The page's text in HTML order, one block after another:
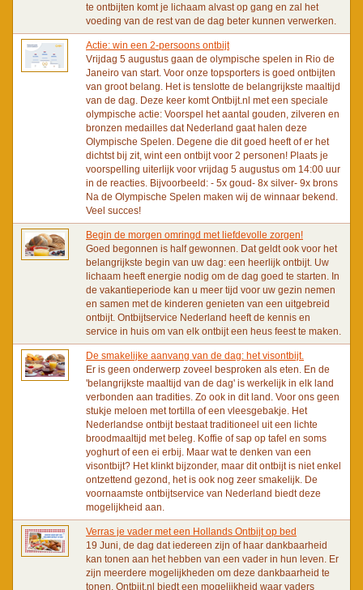
te ontbijten komt je lichaam alvast op gang en zal het
voeding van de rest van de dag beter kunnen verwerken.
Actie: win een 2-persoons ontbijt
Vrijdag 5 augustus gaan de olympische spelen in Rio de
Janeiro van start. Voor onze topsporters is goed ontbijten
van groot belang. Het is tenslotte de belangrijkste maaltijd
van de dag. Deze keer komt Ontbijt.nl met een speciale
olympische actie: Voorspel het aantal gouden, zilveren en
bronzen medailles dat Nederland gaat halen deze
Olympische Spelen. Degene die dit goed heeft of er het
dichtst bij zit, wint een ontbijt voor 2 personen! Plaats je
voorspelling uiterlijk voor vrijdag 5 augustus om 14:00 uur
in de reacties. Bijvoorbeeld: - 5x goud- 8x silver- 9x brons
Na de Olympische Spelen maken wij de winnaar bekend.
Veel succes!
Begin de morgen omringd met liefdevolle zorgen!
Goed begonnen is half gewonnen. Dat geldt ook voor het
belangrijkste begin van uw dag: een heerlijk ontbijt. Uw
lichaam heeft energie nodig om de dag goed te starten. In
de vakantieperiode kan u meer tijd voor uw gezin nemen
en samen met de kinderen genieten van een uitgebreid
ontbijt. Ontbijtservice Nederland heeft de kennis en
service in huis om van elk ontbijt een heus feest te maken.
De smakelijke aanvang van de dag: het visontbijt.
Er is geen onderwerp zoveel besproken als eten. En de
'belangrijkste maaltijd van de dag' is werkelijk in elk land
verbonden aan tradities. Zo ook in dit land. Voor ons geen
stukje meloen met tortilla of een vleesgebakje. Het
Nederlandse ontbijt bestaat traditioneel uit een lichte
broodmaaltijd met beleg. Koffie of sap op tafel en soms
yoghurt of een ei erbij. Maar wat te denken van een
visontbijt? Het klinkt bijzonder, maar dit ontbijt is niet enkel
ontzettend gezond, het is ook nog zeer smakelijk. De
voornaamste ontbijtservice van Nederland biedt deze
mogelijkheid aan.
Verras je vader met een Hollands Ontbijt op bed
19 Juni, de dag dat iedereen zijn of haar dankbaarheid
kan tonen aan het hebben van een vader in hun leven. Er
zijn meerdere mogelijkheden om deze dankbaarheid te
tonen. Ontbijt.nl biedt een mogelijkheid waar vaders